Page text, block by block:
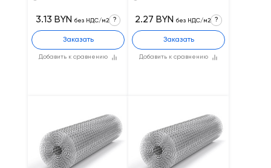
Добавить к сравнению
3.13 BYN без НДС/м2 ?
Заказать
Добавить к сравнению
2.27 BYN без НДС/м2 ?
Заказать